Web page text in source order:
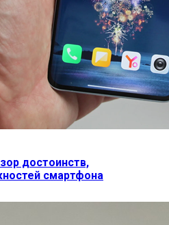
достоинств,
смартфона